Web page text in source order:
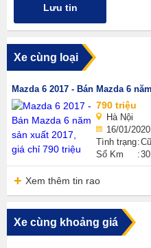
Lưu tin
Xe cùng loại
Mazda 6 2017 - Bán Mazda 6
790 triệu
Hà Nội
16/01/2020
Tình trạng Cũ
Số Km
Xem thêm tin rao
Xe cùng khoảng giá